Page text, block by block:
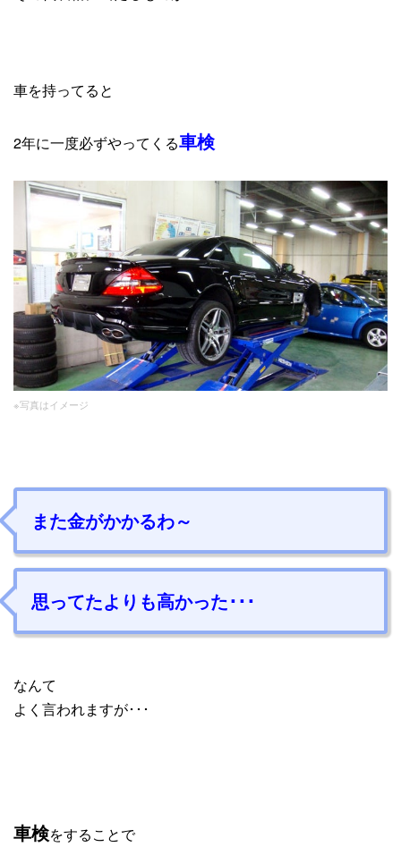
車を持ってると
2年に一度必ずやってくる車検
※写真はイメージ
また金がかかるわ～
思ってたよりも高かった･･･
なんて
よく言われますが･･･
車検をすることで